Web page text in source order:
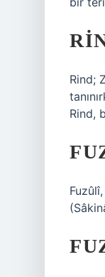
Rind;
Rind,